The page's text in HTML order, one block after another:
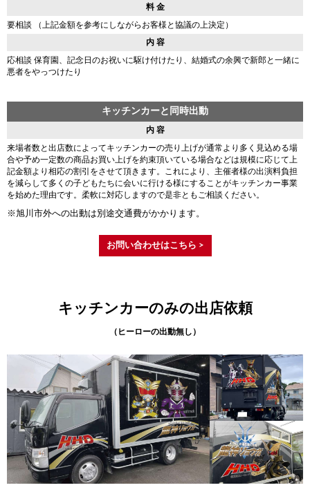
料 金
要相談 （上記金額を参考にしながらお客様と協議の上決定）
内 容
応相談 保育園、記念日のお祝いに駆け付けたり、結婚式の余興で新郎と一緒に
悪者をやっつけたり
キッチンカーと同時出動
内 容
来場者数と出店数によってキッチンカーの売り上げが通常より多く見込める場
合や予め一定数の商品お買い上げを約束頂いている場合などは規模に応じて上
記金額より相応の割引をさせて頂きます。これにより、主催者様の出演料負担
を減らして多くの子どもたちに会いに行ける様にすることがキッチンカー事業
を始めた理由です。柔軟に対応しますので是非ともご相談ください。
※旭川市外への出動は別途交通費がかかります。
お問い合わせはこちら >
キッチンカーのみの出店依頼
（ヒーローの出動無し）